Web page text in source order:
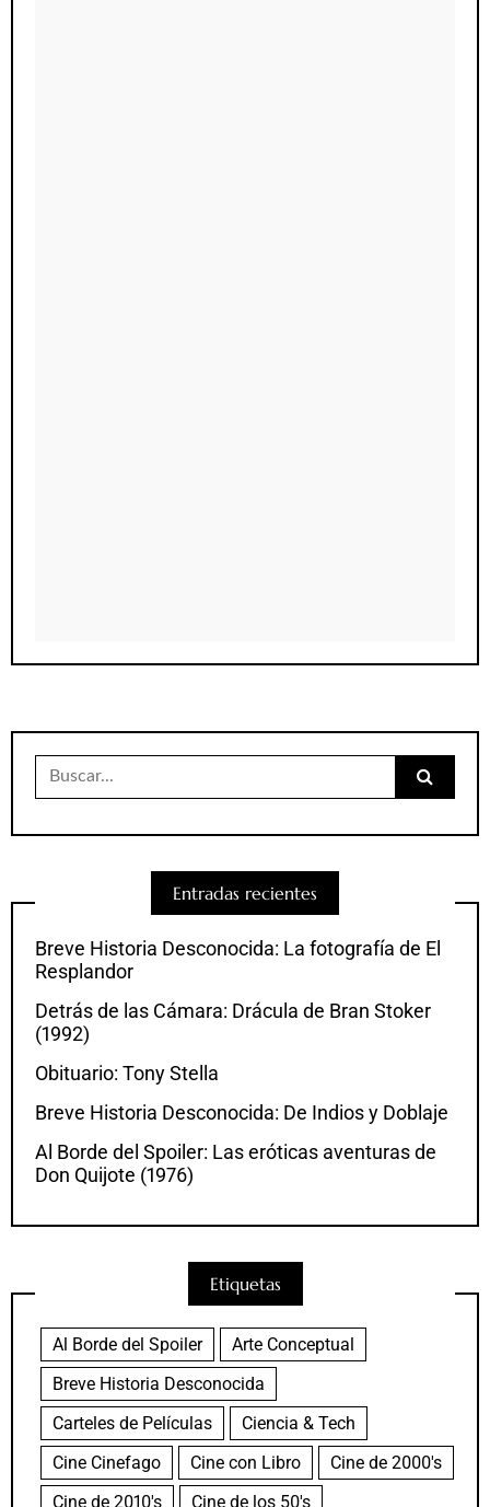
Buscar:
Entradas recientes
Breve Historia Desconocida: La fotografía de El
Resplandor
Detrás de las Cámara: Drácula de Bran Stoker
(1992)
Obituario: Tony Stella
Breve Historia Desconocida: De Indios y Doblaje
Al Borde del Spoiler: Las eróticas aventuras de
Don Quijote (1976)
Etiquetas
Al Borde del Spoiler
Arte Conceptual
Breve Historia Desconocida
Carteles de Películas
Ciencia & Tech
Cine Cinefago
Cine con Libro
Cine de 2000's
Cine de 2010's
Cine de los 50's